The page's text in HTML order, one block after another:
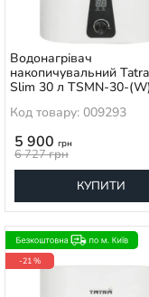
Водонагрівач
накопичувальний
Slim 30 л TSMN-30-
Код товару: 009293
5 900 грн
6 727грн
КУПИТИ
-21 %